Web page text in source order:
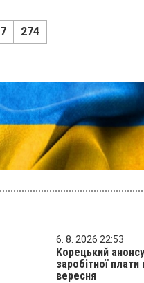
274
6. 8. 2026 22:53
Корецький
заробітної плати
вересня